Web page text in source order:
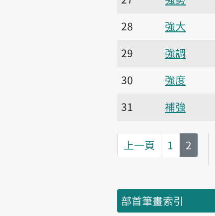
28
強大
29
強調
30
強度
31
補強
上一頁 1 第
2
部首筆畫索引